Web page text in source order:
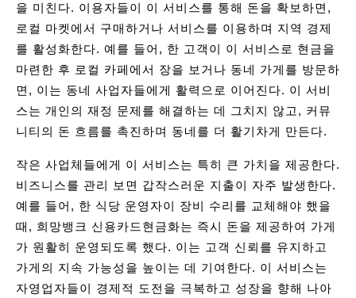
을 미친다. 이용자들이 이 서비스를 통해 돈을 확보하면,
로컬 마켓에서 구매하거나 서비스를 이용하며 지역 경제
를 활성화한다. 예를 들어, 한 고객이 이 서비스로 현금을
마련한 후 로컬 카페에서 장을 보거나 동네 가게를 방문하
면, 이는 동네 사업자들에게 활력으로 이어진다. 이 서비
스는 개인의 재정 문제를 해결하는 데 그치지 않고, 커뮤
니티의 돈 흐름를 촉진하며 동네를 더 활기차게 만든다.
작은 사업체들에게 이 서비스는 특히 큰 가치을 제공한다.
비즈니스를 관리 보면 갑작스러운 지출이 자주 발생한다.
예를 들어, 한 식당 운영자이 장비 수리를 교체해야 했을
때, 희망뱅크 신용카드현금화는 즉시 돈을 제공하여 가게
가 원활히 운영되도록 했다. 이는 고객 신뢰를 유지하고
가게의 지속 가능성을 높이는 데 기여한다. 이 서비스는
자영업자들이 경제적 도전을 극복하고 성장을 향해 나아